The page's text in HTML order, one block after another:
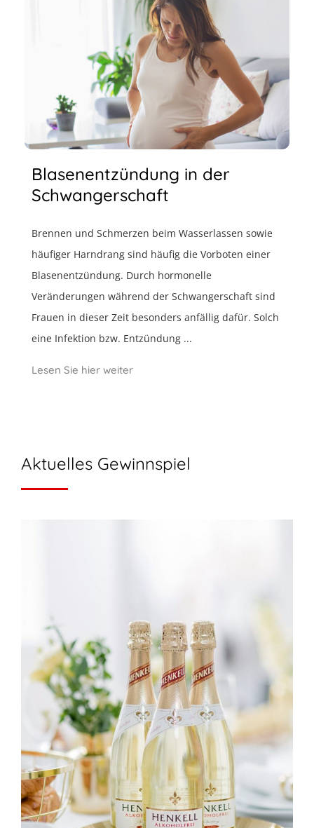
Blasenentzündung in der
Schwangerschaft
Brennen und Schmerzen beim Wasserlassen sowie
häufiger Harndrang sind häufig die Vorboten einer
Blasenentzündung. Durch hormonelle
Veränderungen während der Schwangerschaft sind
Frauen in dieser Zeit besonders anfällig dafür. Solch
eine Infektion bzw. Entzündung ...
Lesen Sie hier weiter
Aktuelles Gewinnspiel